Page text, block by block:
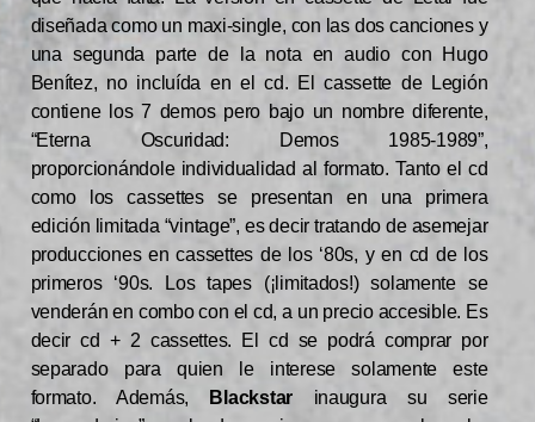
diseñada como un maxi-single, con las dos canciones y
una segunda parte de la nota en audio con Hugo
Benítez, no incluída en el cd. El cassette de Legión
contiene los 7 demos pero bajo un nombre diferente,
“Eterna Oscuridad: Demos 1985-1989”,
proporcionándole individualidad al formato. Tanto el cd
como los cassettes se presentan en una primera
edición limitada “vintage”, es decir tratando de asemejar
producciones en cassettes de los ‘80s, y en cd de los
primeros ‘90s. Los tapes (¡limitados!) solamente se
venderán en combo con el cd, a un precio accesible. Es
decir cd + 2 cassettes. El cd se podrá comprar por
separado para quien le interese solamente este
formato. Además,
Blackstar inaugura su serie